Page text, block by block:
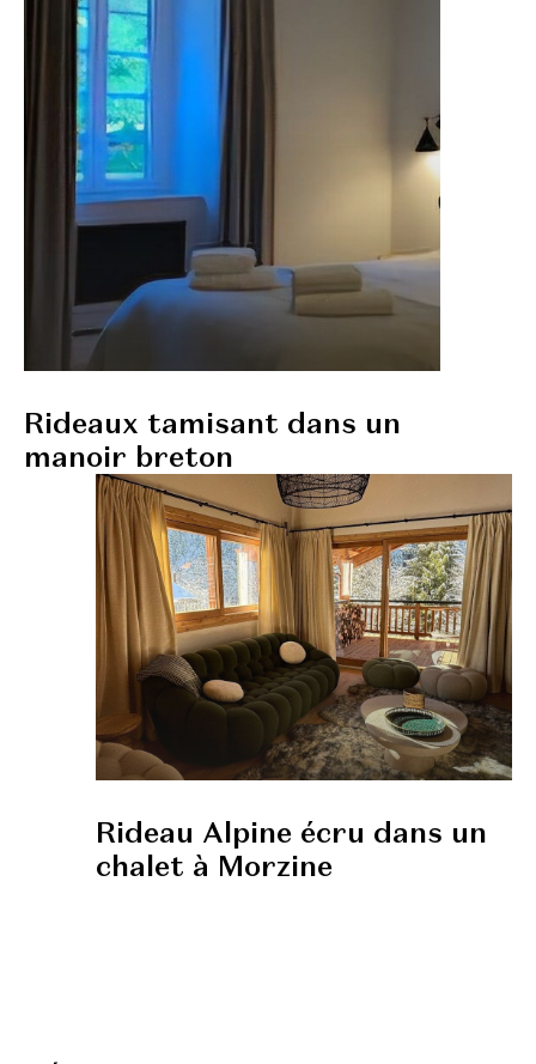
Rideaux tamisant dans un
manoir breton
Rideau Alpine écru dans un
chalet à Morzine